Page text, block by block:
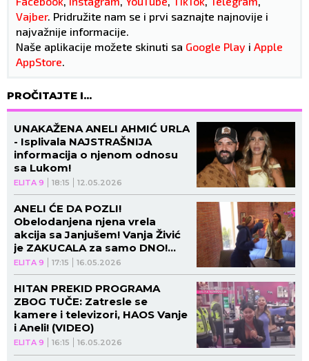
Vajber. Pridružite nam se i prvi saznajte najnovije i
najvažnije informacije.
Naše aplikacije možete skinuti sa Google Play i Apple
AppStore.
PROČITAJTE I...
ELITA 9 18:15 12.05.2026
UNAKAŽENA ANELI AHMIĆ URLA
- Isplivala NAJSTRAŠNIJA
informacija o njenom odnosu
sa Lukom!
ELITA 9 17:15 16.05.2026
ANELI ĆE DA POZLI!
Obelodanjena njena vrela
akcija sa Janjušem! Vanja Živić
je ZAKUCALA za samo DNO!
(VIDEO)
ELITA 9 16:15 16.05.2026
HITAN PREKID PROGRAMA
ZBOG TUČE: Zatresle se
kamere i televizori, HAOS Vanje
i Aneli! (VIDEO)